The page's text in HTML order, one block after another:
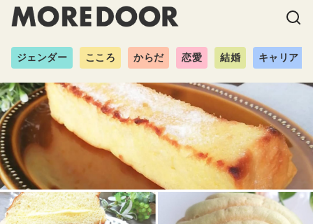
ジェンダー こころ からだ 恋愛 結婚 キャリア